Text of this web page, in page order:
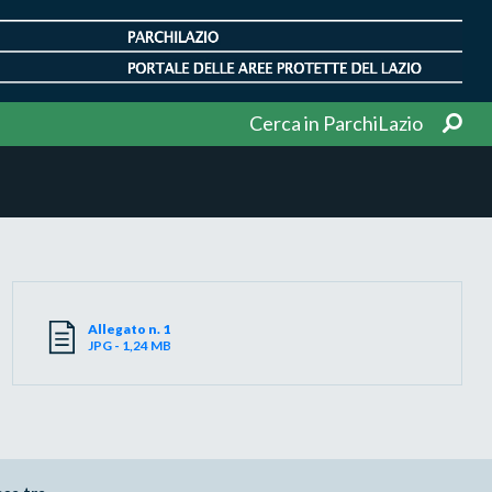
Cerca in ParchiLazio
Allegato n. 1
JPG - 1,24 MB